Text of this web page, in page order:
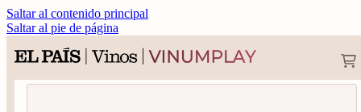
Saltar al contenido principal
Saltar al pie de página